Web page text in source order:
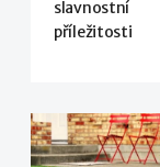
slavnostní
příležitosti